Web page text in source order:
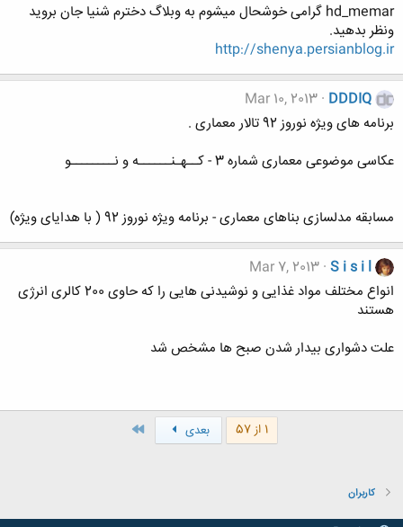
hd_memar گرامی خوشحال میشوم به وبلاگ دخترم شنیا جان بروید
ونظر بدهید.
http://shenya.persianblog.ir
DDDIQ
Mar 10, 2013
برنامه های ویژه نوروز 92 تالار معماری .
عکاسی موضوعی معماری شماره 3 - کــهـنــــــه و نــــــــو
مسابقه مدلسازی بناهای معماری - برنامه ویژه نوروز 92 ( با هدایای ویژه)
S i s i l
Mar 7, 2013
انواع مختلف مواد غذایی و نوشیدنی هایی را که حاوی 200 کالری انرژی
هستند
علت دشواری بیدار شدن صبح ها مشخص شد
1 از 57 بعدی
کاربران